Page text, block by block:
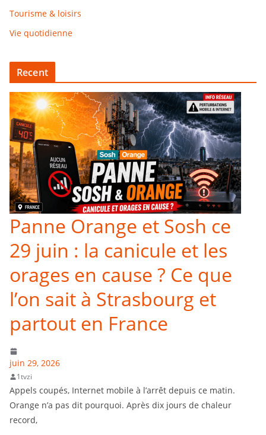
Tourisme & loisirs
Vie quotidienne
Recent
Panne Orange et Sosh ce
29 juin : la canicule et les
orages en cause ? Ce que
l’on sait à Strasbourg et
partout en France
juin 29, 2026
1tvzi
Appels coupés, Internet mobile à l’arrêt depuis ce matin.
Orange n’a pas dit pourquoi. Après dix jours de chaleur
record,